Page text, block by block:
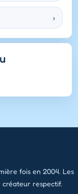
›
fois en 2004. Les
respectif.